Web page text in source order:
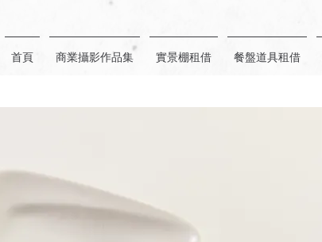
首頁 商業攝影作品集 實景棚租借 餐盤道具租借